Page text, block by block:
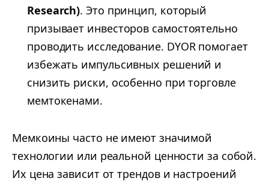
Research). Это принцип, который
призывает инвесторов самостоятельно
проводить исследование. DYOR помогает
избежать импульсивных решений и
снизить риски, особенно при торговле
мемтокенами.
Мемкоины часто не имеют значимой
технологии или реальной ценности за собой.
Их цена зависит от трендов и настроений